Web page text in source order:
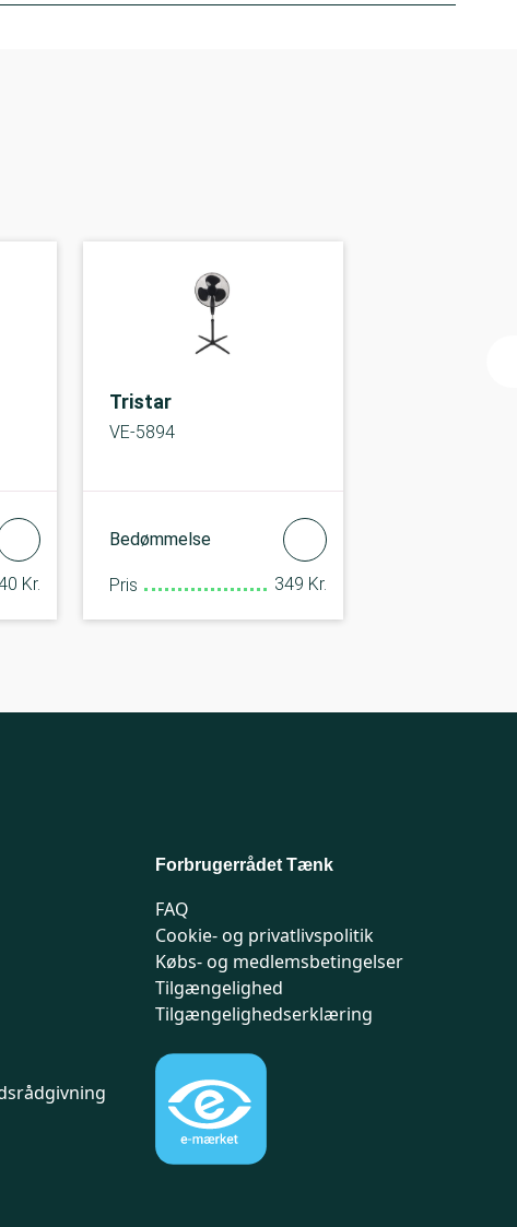
Kr.
Tristar
VE-5894
Bedømmelse
Pris 349 Kr.
Forbrugerrådet Tænk
FAQ
Cookie- og privatlivspolitik
Købs- og medlemsbetingelser
Tilgængelighed
Tilgængelighedserklæring